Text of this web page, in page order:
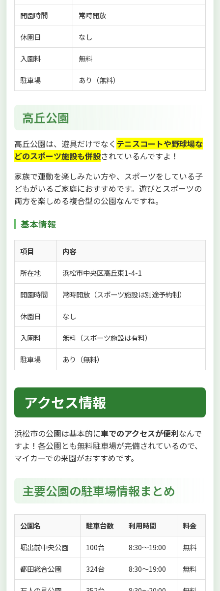
開園時間 常時開放
休園日 なし
入園料 無料
駐車場 あり（無料）
高丘公園
高丘公園は、遊具だけでなく テニスコートや野球場な
どのスポーツ施設も併設されているんですよ！
家族で運動を楽しみたい方や、スポーツをしている子
どもがいるご家庭におすすめです。遊びとスポーツの
両方を楽しめる複合型の公園なんですね。
基本情報
項目 内容
所在地 浜松市中央区高丘東1-4-1
開園時間 常時開放（スポーツ施設は別途予約制）
休園日 なし
入園料 無料（スポーツ施設は有料）
駐車場 あり（無料）
アクセス情報
浜松市の公園は基本的に車でのアクセスが便利なんで
すよ！各公園とも無料駐車場が完備されているので、
マイカーでの来園がおすすめです。
主要公園の駐車場情報まとめ
公園名 駐車台数 利用時間 料金
堀出前中央公園 100台 8:30〜19:00 無料
都田総合公園 324台 8:30〜19:00 無料